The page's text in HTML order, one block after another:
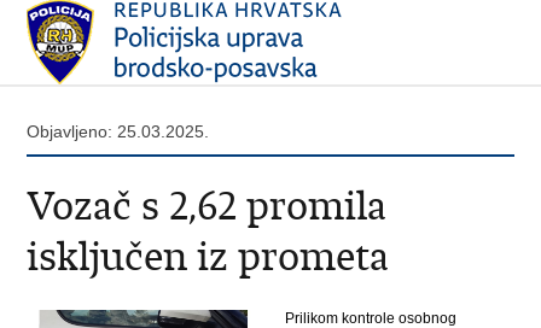
Objavljeno: 25.03.2025.
Vozač s 2,62 promila
isključen iz prometa
Prilikom kontrole osobnog